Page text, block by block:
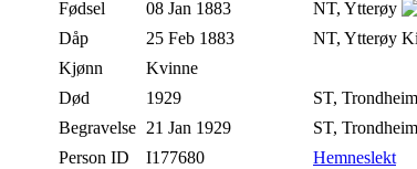
Fødsel 08 Jan 1883 NT, Ytterøy
Dåp
25 Feb 1883 NT, Ytterøy
Kjønn
Kvinne
Død
1929 ST, Trondheim
Begravelse 21 Jan 1929 ST,
Person ID
I177680
Hemneslekt